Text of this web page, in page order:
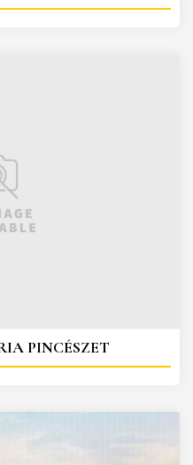
PINCÉSZET